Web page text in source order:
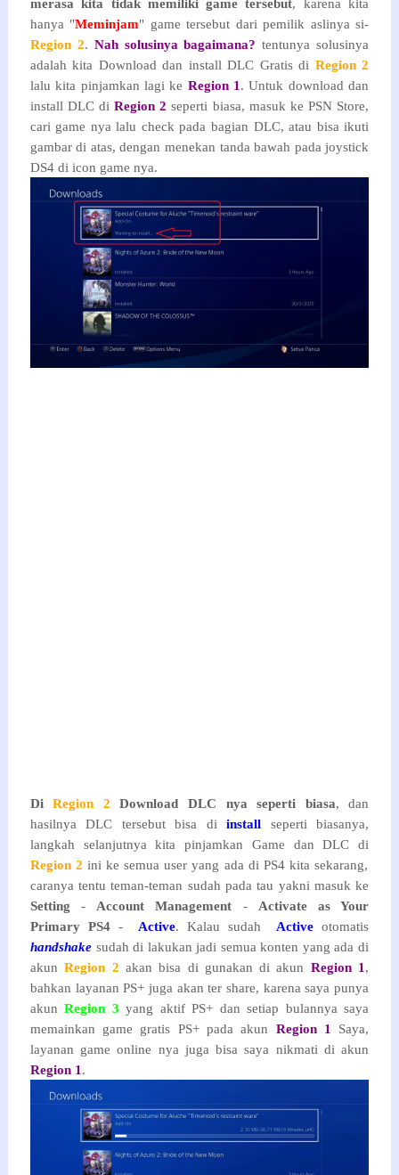
merasa kita tidak memiliki game tersebut, karena kita
hanya "Meminjam" game tersebut dari pemilik aslinya si-
Region 2. Nah solusinya bagaimana? tentunya solusinya
adalah kita Download dan install DLC Gratis di Region 2
lalu kita pinjamkan lagi ke Region 1 . Untuk download dan
install DLC diRegion 2 seperti biasa, masuk ke PSN Store,
cari game nya lalu check pada bagian DLC, atau bisa ikuti
gambar di atas, dengan menekan tanda bawah pada joystick
DS4 di icon game nya.
DiRegion 2 Download DLC nya seperti biasa, dan
hasilnya DLC tersebut bisa diinstall seperti biasanya,
langkah selanjutnya kita pinjamkan Game dan DLC di
Region 2 ini ke semua user yang ada di PS4 kita sekarang,
caranya tentu teman-teman sudah pada tau yakni masuk ke
Setting - Account Management - Activate as Your
Primary PS4- Active. Kalau sudah Active otomatis
handshakesudah di lakukan jadi semua konten yang ada di
akunRegion 2 akan bisa di gunakan di akun Region 1 ,
bahkan layanan PS+ juga akan ter share, karena saya punya
akunRegion 3 yang aktif PS+ dan setiap bulannya saya
memainkan game gratis PS+ pada akun Region 1
Saya,
layanan game online nya juga bisa saya nikmati di akun
Region 1 .